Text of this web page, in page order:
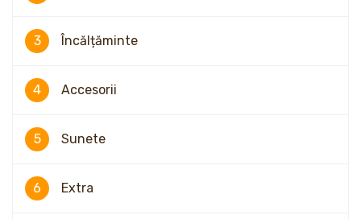
3 Încălțăminte
4 Accesorii
5 Sunete
6 Extra